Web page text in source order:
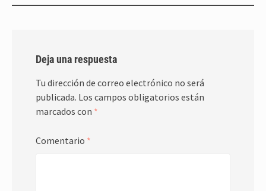
Deja una respuesta
Tu dirección de correo electrónico no será
publicada. Los campos obligatorios están
marcados con *
Comentario *